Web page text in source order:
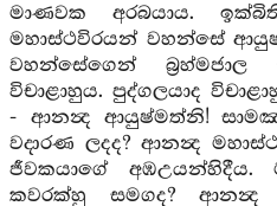
මාණවක අරබයාය.
මහාස්ථවිරයන් වහන්සේ
වහන්සේගෙන් බ්‍රහ්මජාල
විචාළාහුය. පුද්ගලයාද
- ආනන්‍ද ආයුෂ්මත්නි!
වදාරණ ලදද? ආනන්‍ද
ජීවකයාගේ අඹඋයන්හිදීය.
කවරක්හු සමගද?